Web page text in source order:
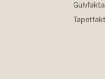
Gulvfakta